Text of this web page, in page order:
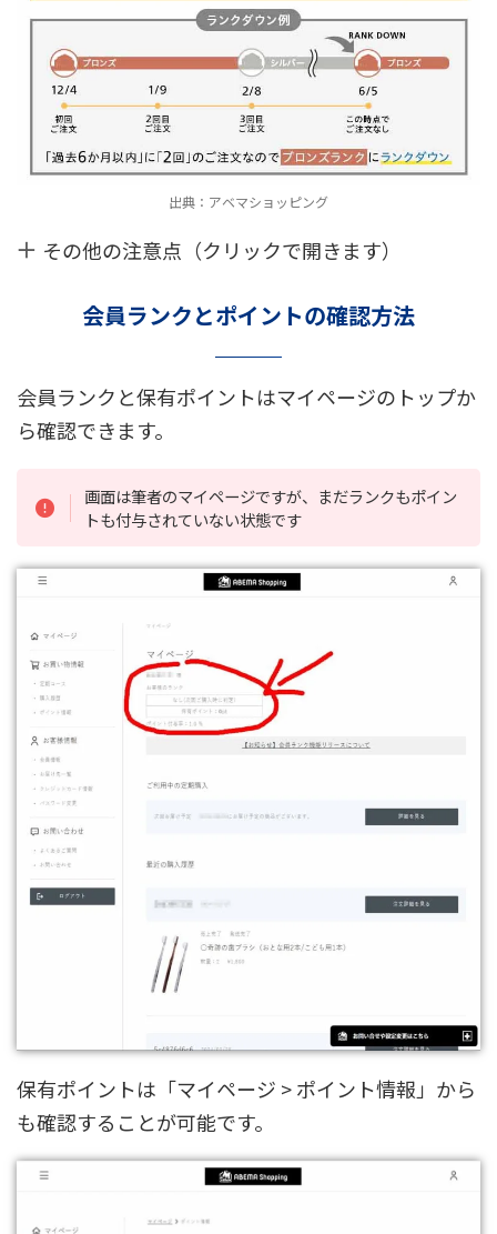
出典：アベマショッピング
その他の注意点（クリックで開きます）
会員ランクとポイントの確認方法
会員ランクと保有ポイントはマイページのトップか
ら確認できます。
画面は筆者のマイページですが、まだランクもポイン
トも付与されていない状態です
保有ポイントは「マイページ > ポイント情報」から
も確認することが可能です。